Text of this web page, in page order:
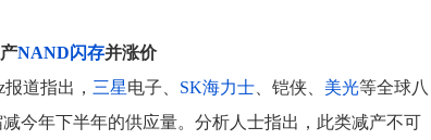
NAND闪存并涨价
道指出， 三星电子、 SK海力士 、铠侠、 美光等全球八
今年下半年的供应量。分析人士指出，此类减产不可